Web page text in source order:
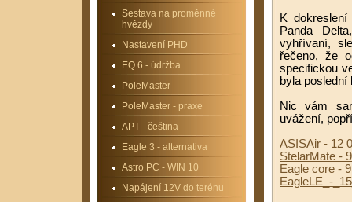
K
Panda
vyhřívaní,
řečeno, že
specifickou
byla poslední
Nic vám
uvážení,
ASISAir - 12
StelarMate -
Eagle core -
EagleLE_-
Sestava na proměnné
hvězdy
Nastavení PHD
EQ 6 - údržba
PoleMaster
PoleMaster - praxe
APT - čeština
Eagle 3 - alternativa
Astro PC - WIN 10
Napájení 12V do terénu